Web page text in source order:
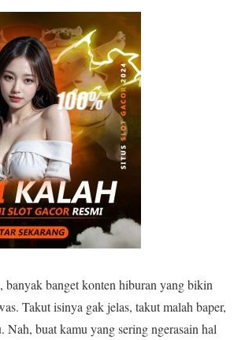
banyak banget konten hiburan yang bikin
Takut isinya gak jelas, takut malah baper,
Nah, buat kamu yang sering ngerasain hal